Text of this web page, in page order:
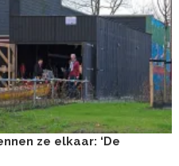
ze elkaar: ‘De